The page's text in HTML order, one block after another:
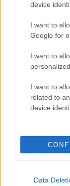
device
I want to
Google for
I want to
I want to
related to
device
Data